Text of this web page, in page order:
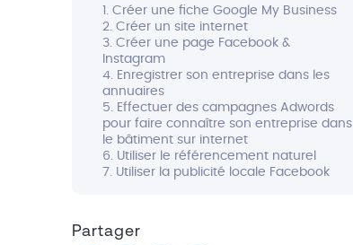
1. Créer une fiche Google My Business
2. Créer un site internet
3. Créer une page Facebook &
Instagram
4. Enregistrer son entreprise dans les
annuaires
5. Effectuer des campagnes Adwords
pour faire connaître son entreprise dans
le bâtiment sur internet
6. Utiliser le référencement naturel
7. Utiliser la publicité locale Facebook
Partager